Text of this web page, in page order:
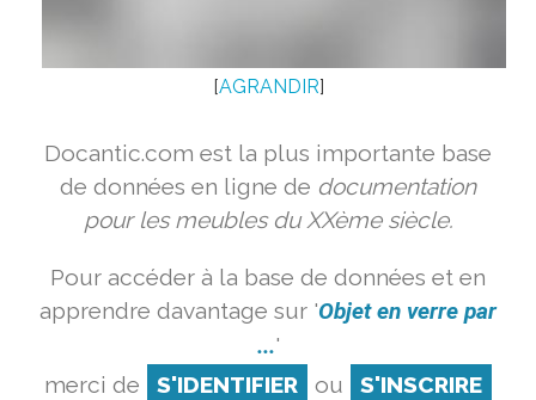
[AGRANDIR]
Docantic.com est la plus importante base
de données en ligne de documentation
pour les meubles du XXème siècle.
Pour accéder à la base de données et en
apprendre davantage sur 'Objet en verre par
...'
merci de
S'IDENTIFIER ou S'INSCRIRE